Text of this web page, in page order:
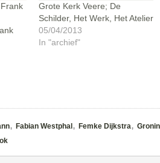
Grote Kerk Veere; De
Schilder, Het Werk, Het Atelier
05/04/2013
In "archief"
, Fabian Westphal, Femke Dijkstra,